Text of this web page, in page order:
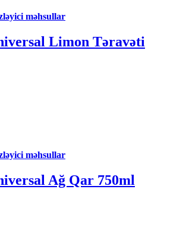
məhsullar
Limon Təravəti
məhsullar
Ağ Qar 750ml